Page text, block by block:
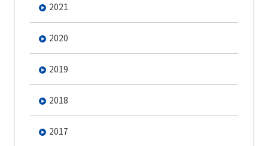
2021
2020
2019
2018
2017